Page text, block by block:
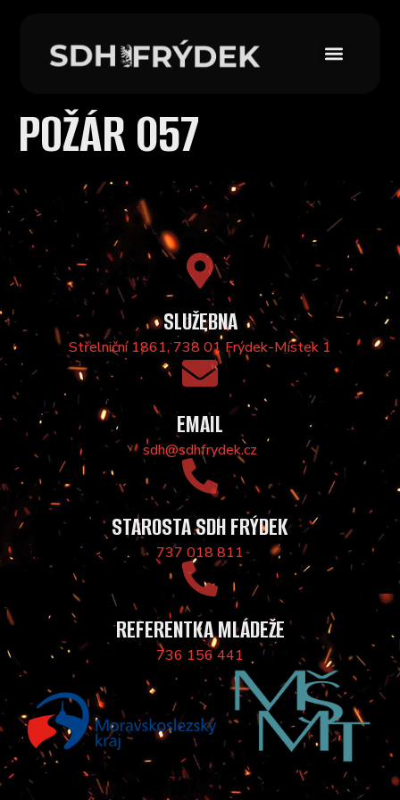
POŽÁR 057
SLUŽEBNA
Střelniční 1861, 738 01 Frýdek-Místek 1
EMAIL
sdh@sdhfrydek.cz
STAROSTA SDH FRÝDEK
737 018 811
REFERENTKA MLÁDEŽE
736 156 441